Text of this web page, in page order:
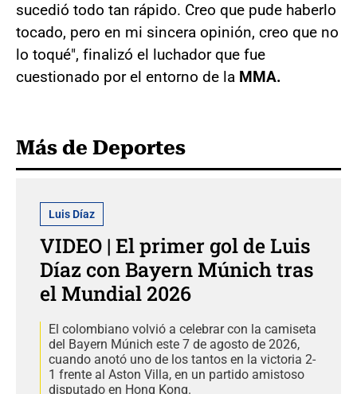
sucedió todo tan rápido. Creo que pude haberlo
tocado, pero en mi sincera opinión, creo que no
lo toqué", finalizó el luchador que fue
cuestionado por el entorno de la MMA.
Más de Deportes
Luis Díaz
VIDEO | El primer gol de Luis
Díaz con Bayern Múnich tras
el Mundial 2026
El colombiano volvió a celebrar con la camiseta
del Bayern Múnich este 7 de agosto de 2026,
cuando anotó uno de los tantos en la victoria 2-
1 frente al Aston Villa, en un partido amistoso
disputado en Hong Kong.